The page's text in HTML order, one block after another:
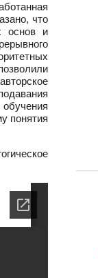
что
основ и
понятия